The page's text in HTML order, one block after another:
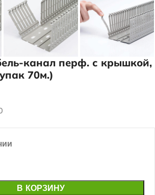
канал перф. с крышкой,
70м.)
В КОРЗИНУ